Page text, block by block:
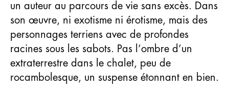
un auteur au parcours de vie sans excès. Dans
son œuvre, ni exotisme ni érotisme, mais des
personnages terriens avec de profondes
racines sous les sabots. Pas l’ombre d’un
extraterrestre dans le chalet, peu de
rocambolesque, un suspense étonnant en bien.